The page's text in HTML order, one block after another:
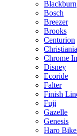
Blackburn
Bosch
Breezer
Brooks
Centurion
Chrome
Disney
Ecoride
Falter
Finish
Fuji
Gazelle
Genesis
Haro